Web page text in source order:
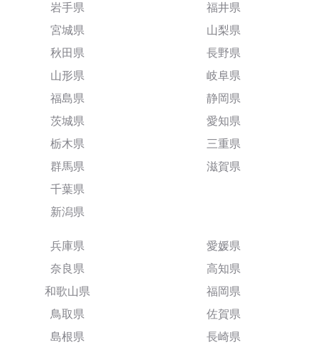
岩手県
宮城県
秋田県
山形県
福島県
茨城県
栃木県
群馬県
千葉県
新潟県
福井県
山梨県
長野県
岐阜県
静岡県
愛知県
三重県
滋賀県
兵庫県
奈良県
和歌山県
鳥取県
島根県
愛媛県
高知県
福岡県
佐賀県
長崎県